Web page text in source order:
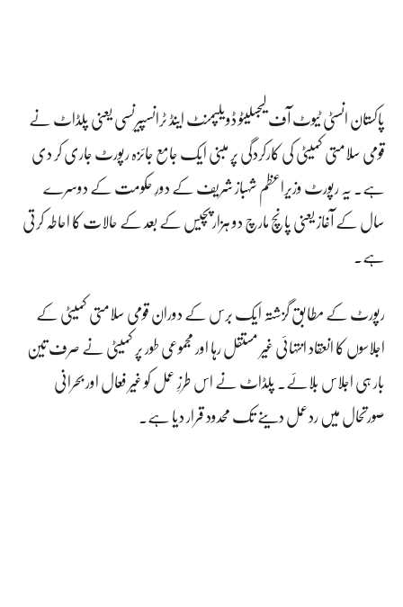
پاکستان انسٹی ٹیوٹ آف لیجسلیٹو ڈویلپمنٹ اینڈ ٹرانسپیرنسی یعنی پلڈاٹ نے
قومی سلامتی کمیٹی کی کارکردگی پر مبنی ایک جامع جائزہ رپورٹ جاری کر دی
ہے۔ یہ رپورٹ وزیراعظم شہباز شریف کے دورِ حکومت کے دوسرے
سال کے آغاز یعنی پانچ مارچ دو ہزار پچیس کے بعد کے حالات کا احاطہ کرتی
ہے۔
رپورٹ کے مطابق گزشتہ ایک برس کے دوران قومی سلامتی کمیٹی کے
اجلاسوں کا انعقاد انتہائی غیر مستقل رہا اور مجموعی طور پر کمیٹی نے صرف تین
بار ہی اجلاس بلائے۔ پلڈاٹ نے اس طرزِ عمل کو غیر فعال اور بحرانی
صورتحال میں ردعمل دینے تک محدود قرار دیا ہے۔